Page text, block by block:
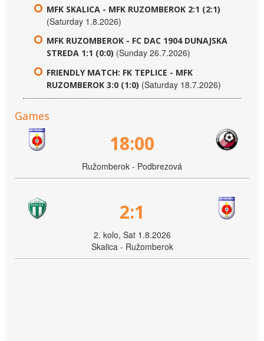
MFK SKALICA - MFK RUZOMBEROK 2:1 (2:1)
(Saturday 1.8.2026)
MFK RUZOMBEROK - FC DAC 1904 DUNAJSKA
STREDA 1:1 (0:0) (Sunday 26.7.2026)
FRIENDLY MATCH: FK TEPLICE - MFK
RUZOMBEROK 3:0 (1:0) (Saturday 18.7.2026)
Games
18:00
Ružomberok - Podbrezová
2:1
2. kolo, Sat 1.8.2026
Skalica - Ružomberok